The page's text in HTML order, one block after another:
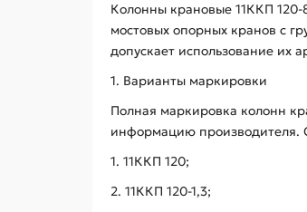
Колонны крановые 11ККП
мостовых опорных кранов с
допускает использование их
1. Варианты маркировки
Полная маркировка колонн
информацию производителя.
1. 11ККП 120;
2. 11ККП 120-1,3;